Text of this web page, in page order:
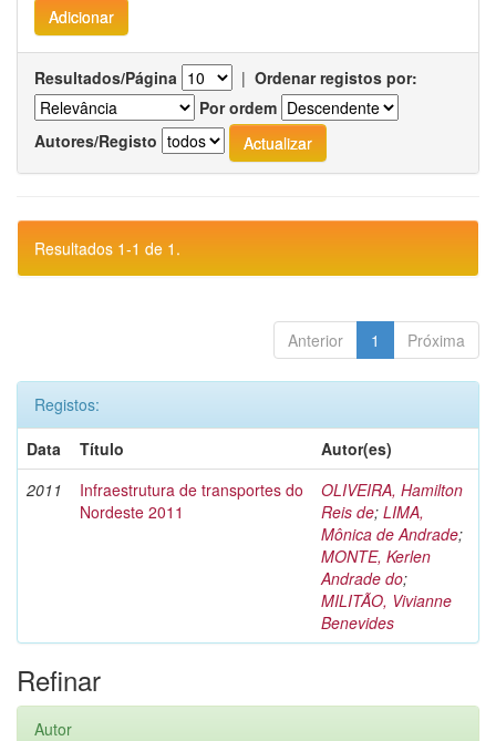
Resultados/Página | Ordenar registos por:
Por ordem
Autores/Registo
Resultados 1-1 de 1.
Anterior 1 Próxima
Registos:
Data
Título
Autor(es)
2011
Infraestrutura de transportes do
Nordeste 2011
OLIVEIRA, Hamilton
Reis de; LIMA,
Mônica de Andrade;
MONTE, Kerlen
Andrade do;
MILITÃO, Vivianne
Benevides
Refinar
Autor